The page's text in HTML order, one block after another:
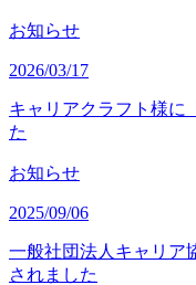
お知らせ
2026/03/17
キャリアクラフト様に
た
お知らせ
2025/09/06
一般社団法人キャリア
されました